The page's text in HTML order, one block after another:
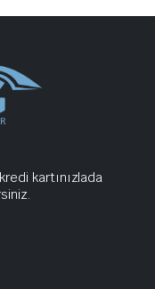
kartınızlada